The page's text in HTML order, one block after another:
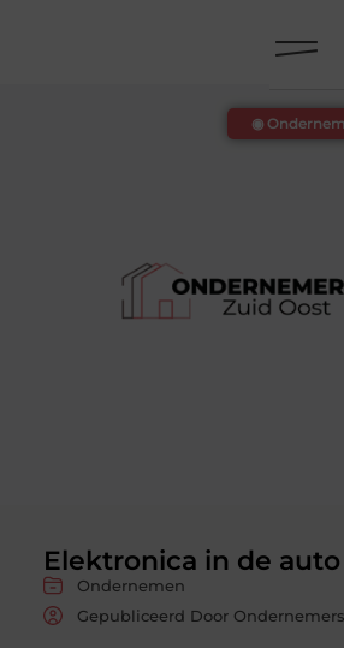
Elektronica in de auto
Ondernemen
Gepubliceerd Door
◉